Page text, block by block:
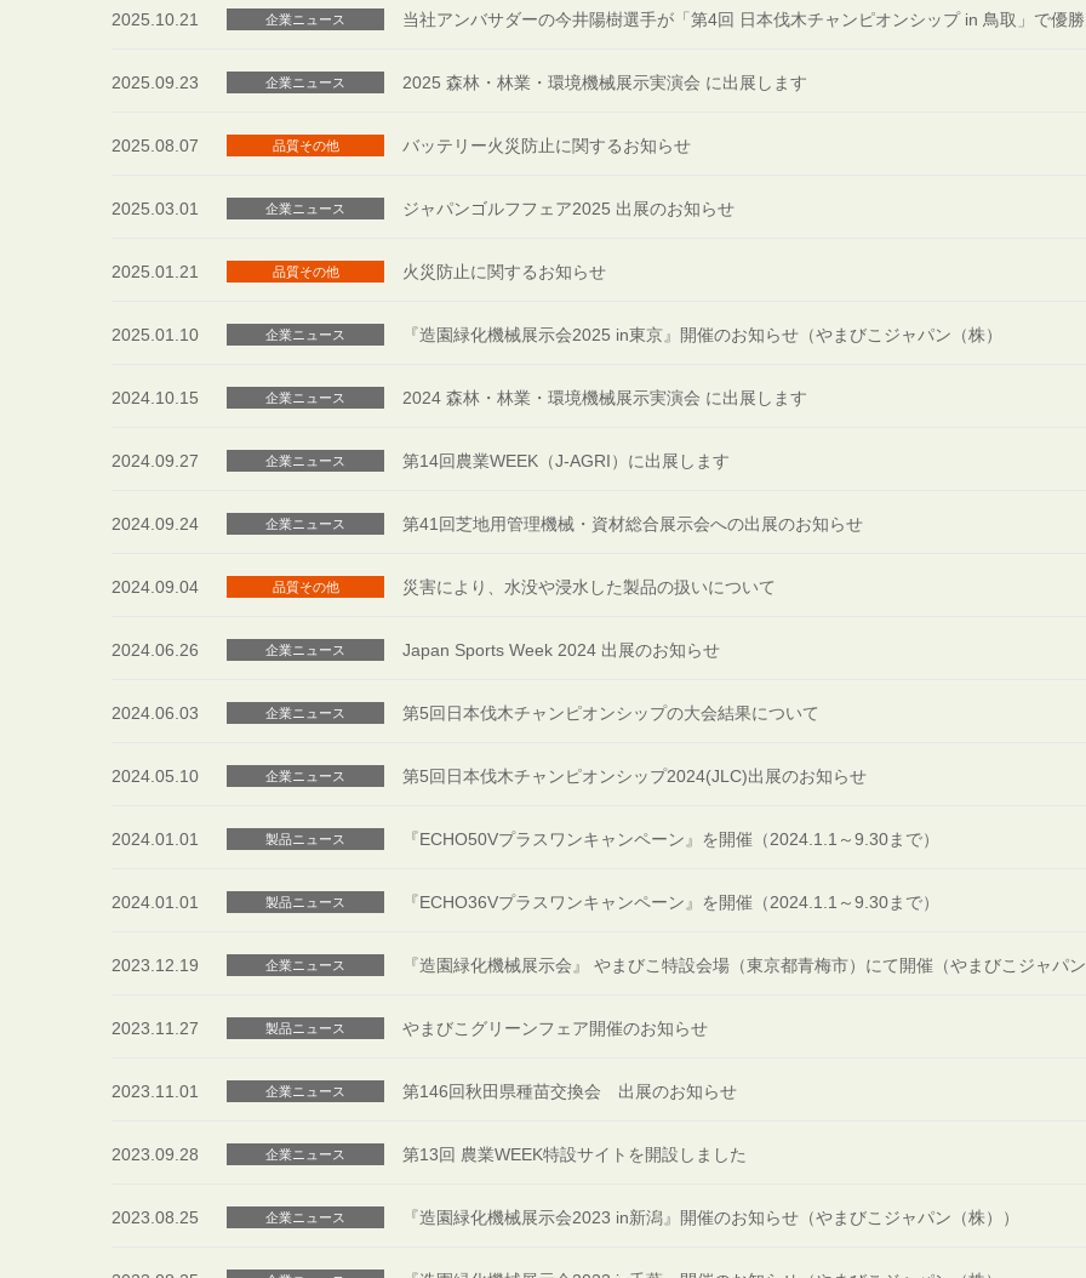
2025.10.21 企業ニュース 当社アンバサダーの今井陽樹選手が「第4回 日本伐木チャンピオンシップ in 鳥取」で優
2025.09.23 企業ニュース 2025 森林・林業・環境機械展示実演会 に出展します
2025.08.07 品質その他 バッテリー火災防止に関するお知らせ
2025.03.01 企業ニュース ジャパンゴルフフェア2025 出展のお知らせ
2025.01.21 品質その他 火災防止に関するお知らせ
2025.01.10 企業ニュース 『造園緑化機械展示会2025 in東京』開催のお知らせ（やまびこジャパン（株）
2024.10.15 企業ニュース 2024 森林・林業・環境機械展示実演会 に出展します
2024.09.27 企業ニュース 第14回農業WEEK（J-AGRI）に出展します
2024.09.24 企業ニュース 第41回芝地用管理機械・資材総合展示会への出展のお知らせ
2024.09.04 品質その他 災害により、水没や浸水した製品の扱いについて
2024.06.26 企業ニュース Japan Sports Week 2024 出展のお知らせ
2024.06.03 企業ニュース 第5回日本伐木チャンピオンシップの大会結果について
2024.05.10 企業ニュース 第5回日本伐木チャンピオンシップ2024(JLC)出展のお知らせ
2024.01.01 製品ニュース 『ECHO50Vプラスワンキャンペーン』を開催（2024.1.1～9.30まで）
2024.01.01 製品ニュース 『ECHO36Vプラスワンキャンペーン』を開催（2024.1.1～9.30まで）
2023.12.19 企業ニュース 『造園緑化機械展示会』 やまびこ特設会場（東京都青梅市）にて開催（やまびこジャパン
2023.11.27 製品ニュース やまびこグリーンフェア開催のお知らせ
2023.11.01 企業ニュース 第146回秋田県種苗交換会 出展のお知らせ
2023.09.28 企業ニュース 第13回 農業WEEK特設サイトを開設しました
2023.08.25 企業ニュース 『造園緑化機械展示会2023 in新潟』開催のお知らせ（やまびこジャパン（株））